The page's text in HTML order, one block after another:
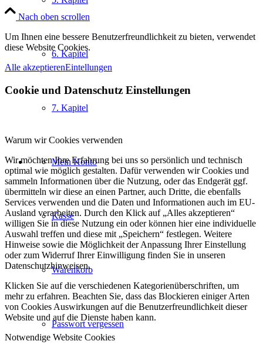
6. Kapitel
7. Kapitel
Mein Konto
Kasse
Warenkorb
Passwort vergessen
Nach oben scrollen
Um Ihnen eine bessere Benutzerfreundlichkeit zu bieten, verwendet
diese Website Cookies.
Alle akzeptierenEintellungen
Cookie und Datenschutz Einstellungen
Warum wir Cookies verwenden
Wir möchten Ihre Erfahrung bei uns so persönlich und technisch
optimal wie möglich gestalten. Dafür verwenden wir Cookies und
sammeln Informationen über die Nutzung, oder das Endgerät ggf.
übermitteln wir diese an einen Partner, auch Dritte, die ebenfalls
Services verwenden und die Daten und Informationen auch im EU-
Ausland verarbeiten. Durch den Klick auf „Alles akzeptieren“
willigen Sie in diese Nutzung ein oder können hier eine individuelle
Auswahl treffen und diese mit „Speichern“ festlegen. Weitere
Hinweise sowie die Möglichkeit der Anpassung Ihrer Einstellung
oder zum Widerruf Ihrer Einwilligung finden Sie in unseren
Datenschutzhinweisen.
Klicken Sie auf die verschiedenen Kategorienüberschriften, um
mehr zu erfahren. Beachten Sie, dass das Blockieren einiger Arten
von Cookies Auswirkungen auf die Benutzerfreundlichkeit dieser
Website und auf die Dienste haben kann.
Notwendige Website Cookies